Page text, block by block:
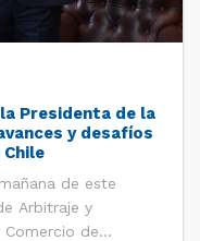
Presidenta de la
y desafíos
de este
Arbitraje y
Comercio de